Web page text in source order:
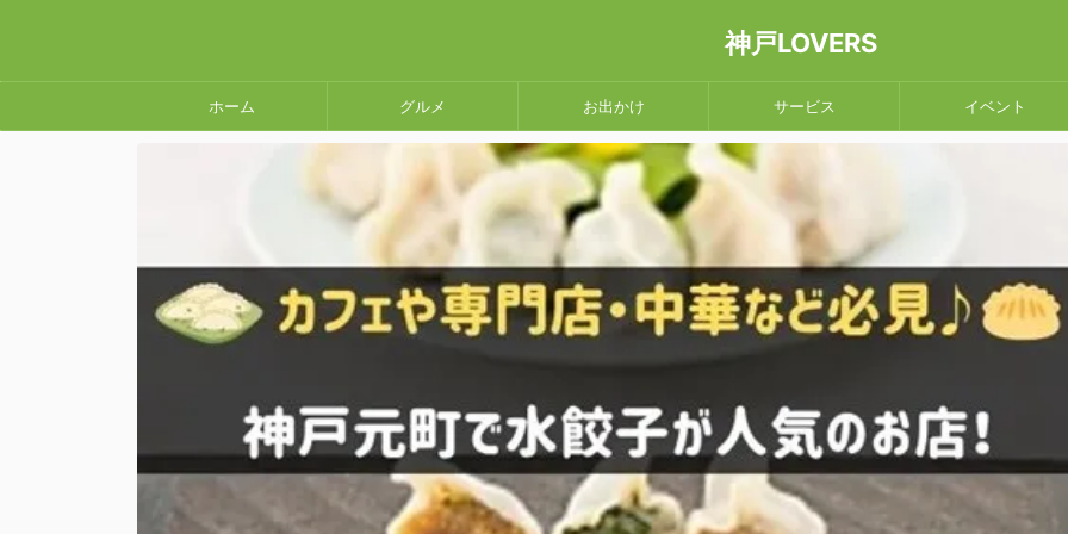
神戸LOVERS
ホーム グルメ お出かけ サービス イベント